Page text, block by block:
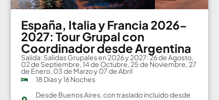
España, Italia y Francia 2026-
2027: Tour Grupal con
Coordinador desde Argentina
Salida: Salidas Grupales en 2026 y 2027: 26 de Agosto,
02 de Septiembre, 14 de Octubre, 25 de Noviembre, 27
de Enero, 03 de Marzo y 07 de Abril
18 Días y 16 Noches
Desde Buenos Aires, con traslado incluido desde